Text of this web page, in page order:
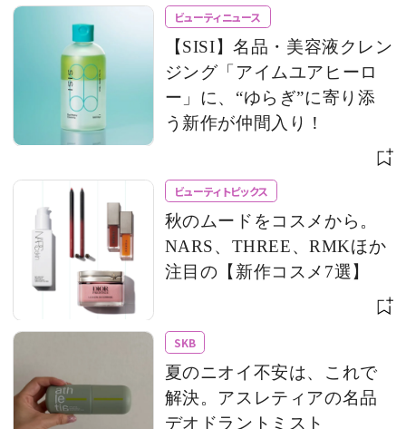
ビューティニュース
【SISI】名品・美容液クレン
ジング「アイムユアヒーロ
ー」に、“ゆらぎ”に寄り添
う新作が仲間入り！
ビューティトピックス
秋のムードをコスメから。
NARS、THREE、RMKほか
注目の【新作コスメ7選】
SKB
夏のニオイ不安は、これで
解決。アスレティアの名品
デオドラントミスト